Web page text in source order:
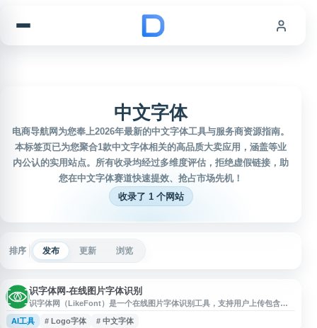
中文字体
电商导航网为您奉上2026年最新的中文字体工具与服务商资源指南。
本标签页已为您聚合1款中文字体相关的高品质大卖应用，涵盖等业
内公认的实用站点。所有收录均经过多维度评估，拒绝虚假链接，助
您在中文字体赛道快速提效、抢占市场先机！
收录了 1 个网站
排序 发布 更新 浏览
识字体网-在线图片字体识别
识字体网（LikeFont）是一个在线图片字体识别工具，支持用户上传包含文
字的图片，通过图像识别帮助查找相似或匹配的字体。网站适用于设计师、排
版人员、品牌视觉从业者及字体爱好者在海报、Logo、截图、包装等场景中
AI工具 # Logo字体 # 中文字体